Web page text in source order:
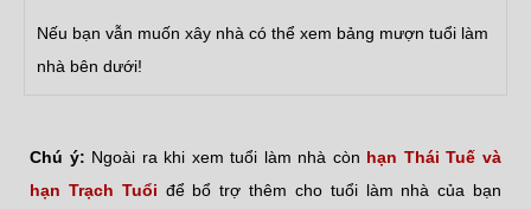
Nếu bạn vẫn muốn xây nhà có thể xem bảng mượn tuổi làm
nhà bên dưới!
Chú ý: Ngoài ra khi xem tuổi làm nhà còn hạn Thái Tuế và
hạn Trạch Tuổi để bổ trợ thêm cho tuổi làm nhà của bạn